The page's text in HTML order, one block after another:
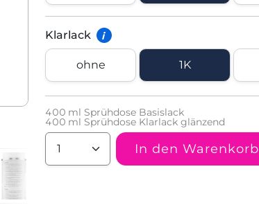
Klarlack i
ohne 1K
400 ml Sprühdose Basislack
400 ml Sprühdose Klarlack glänzend
In den Warenkorb